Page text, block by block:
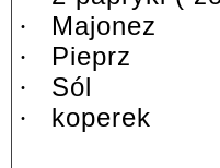
· Majonez
· Pieprz
· Sól
· koperek